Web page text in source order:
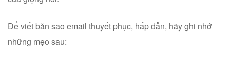
Để viết bản sao email thuyết phục, hấp dẫn, hãy ghi nhớ
những mẹo sau: